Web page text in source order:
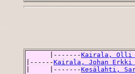
      |-------
Kairala, Olli
|------Kairala, Johan Erkki
|     |-------Kesälahti,